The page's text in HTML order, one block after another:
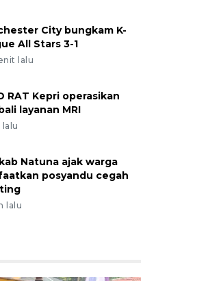
City bungkam K-
All Stars 3-1
lalu
RAT Kepri operasikan
layanan MRI
lalu
Natuna ajak warga
posyandu cegah
lalu